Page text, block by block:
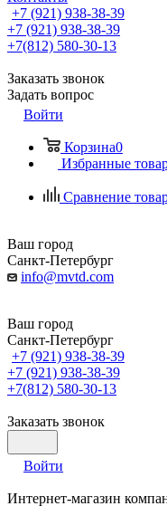
+7 (921) 938-38-39
+7 (921) 938-38-39
+7(812) 580-30-13
Заказать звонок
Задать вопрос
Войти
Корзина0
Избранные
Сравнение
Ваш город
Санкт-Петербург
info@mvtd.com
Ваш город
Санкт-Петербург
+7 (921) 938-38-39
+7 (921) 938-38-39
+7(812) 580-30-13
Заказать звонок
Войти
Интернет-магазин